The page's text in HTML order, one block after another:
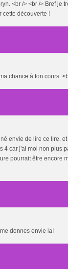
<br /> <br /> Bref je
cette découverte !
chance à ton cours.
envie de lire ce lire,
4 car j'ai moi non plus
pourrait être encore
donnes envie la!